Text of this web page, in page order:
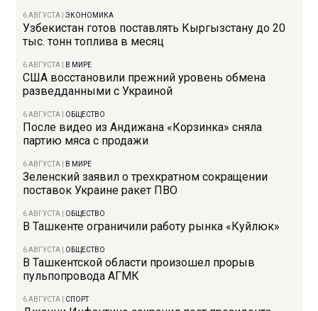
6 АВГУСТА |ЭКОНОМИКА
Узбекистан готов поставлять Кыргызстану до 20
тыс. тонн топлива в месяц
6 АВГУСТА В МИРЕ
США восстановили прежний уровень обмена
разведданными с Украиной
6 АВГУСТА ОБЩЕСТВО
После видео из Андижана «Корзинка» сняла
партию мяса с продажи
6 АВГУСТА В МИРЕ
Зеленский заявил о трехкратном сокращении
поставок Украине ракет ПВО
6 АВГУСТА ОБЩЕСТВО
В Ташкенте ограничили работу рынка «Куйлюк»
6 АВГУСТА ОБЩЕСТВО
В Ташкентской области произошел прорыв
пульпопровода АГМК
6 АВГУСТА СПОРТ